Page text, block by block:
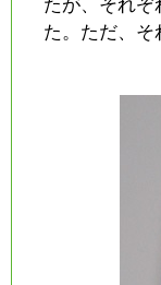
たが、それ
た。ただ、